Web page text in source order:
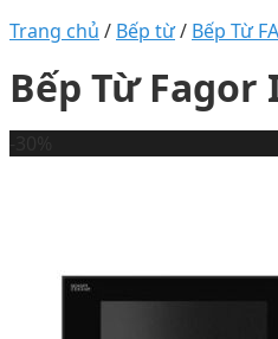
Trang chủ / Bếp từ/ Bếp Từ
Bếp Từ Fagor